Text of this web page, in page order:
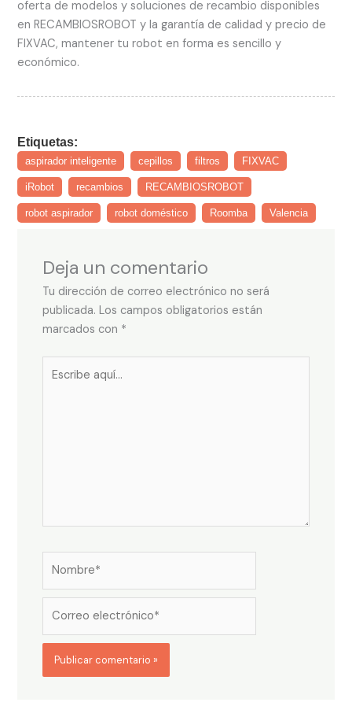
oferta de modelos y soluciones de recambio disponibles
en RECAMBIOSROBOT y la garantía de calidad y precio de
FIXVAC, mantener tu robot en forma es sencillo y
económico.
Etiquetas:
aspirador inteligente cepillos filtros FIXVAC
iRobot recambios RECAMBIOSROBOT
robot aspirador robot doméstico Roomba Valencia
Deja un comentario
Tu dirección de correo electrónico no será
publicada. Los campos obligatorios están
marcados con *
electrónico*